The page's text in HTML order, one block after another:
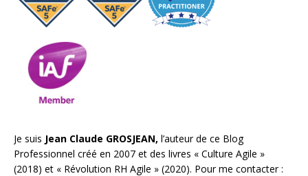
Je suis Jean Claude GROSJEAN, l’auteur de ce Blog
Professionnel créé en 2007 et des livres « Culture Agile »
(2018) et « Révolution RH Agile » (2020). Pour me contacter :